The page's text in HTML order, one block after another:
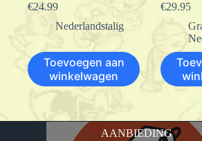
€24.99
Nederlandstalig
Toevoegen aan
winkelwagen
€29.95
AANBIEDING